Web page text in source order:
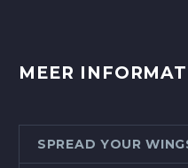
MEER
SPREAD YOUR